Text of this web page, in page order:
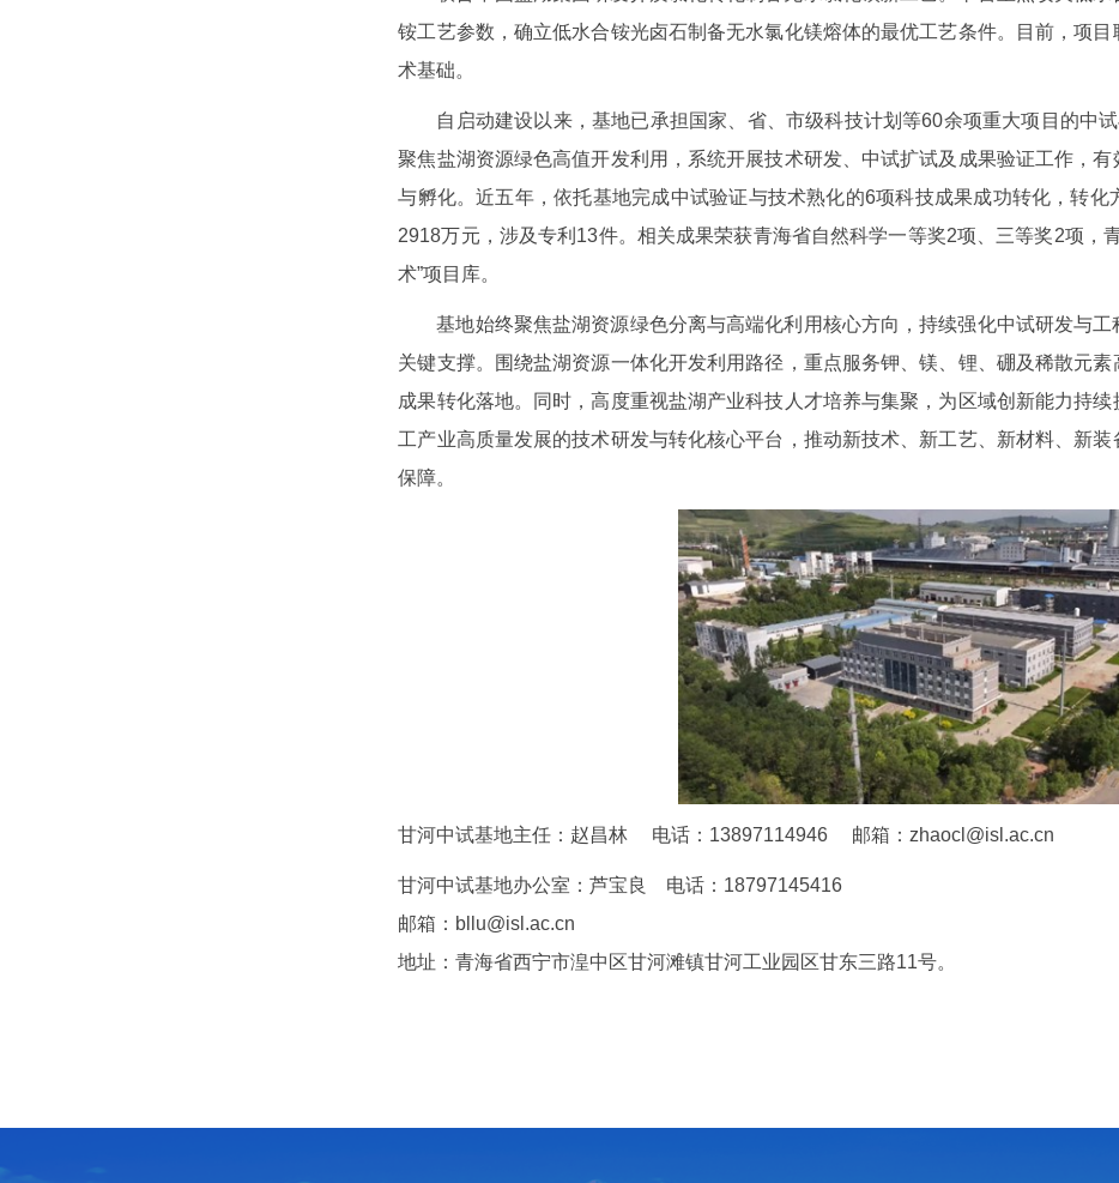
铵工艺参数，确立低水合铵光卤石制备无水氯化镁熔体的最优工艺条件。目前，项
术基础。
自启动建设以来，基地已承担国家、省、市级科技计划等60余项重大项目的中
聚焦盐湖资源绿色高值开发利用，系统开展技术研发、中试扩试及成果验证工作，
与孵化。近五年，依托基地完成中试验证与技术熟化的6项科技成果成功转化，转
2918万元，涉及专利13件。相关成果荣获青海省自然科学一等奖2项、三等奖2项，
术”项目库。
基地始终聚焦盐湖资源绿色分离与高端化利用核心方向，持续强化中试研发与
关键支撑。围绕盐湖资源一体化开发利用路径，重点服务钾、镁、锂、硼及稀散元
成果转化落地。同时，高度重视盐湖产业科技人才培养与集聚，为区域创新能力持
工产业高质量发展的技术研发与转化核心平台，推动新技术、新工艺、新材料、新
保障。
甘河中试基地主任：赵昌林 电话：13897114946 邮箱：zhaocl@isl.ac.cn
甘河中试基地办公室：芦宝良 电话：18797145416
邮箱：bllu@isl.ac.cn
地址：青海省西宁市湟中区甘河滩镇甘河工业园区甘东三路11号。